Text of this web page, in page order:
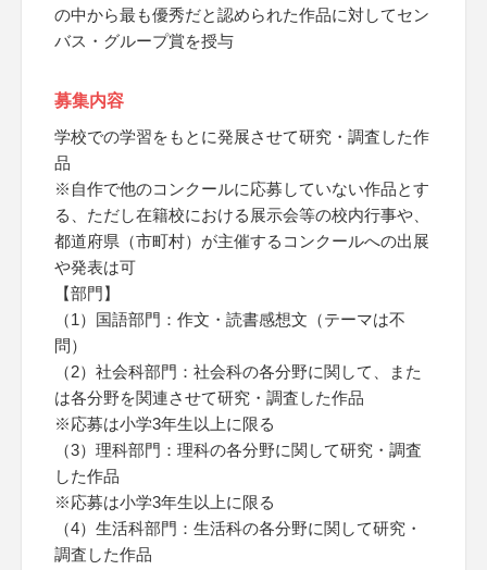
の中から最も優秀だと認められた作品に対してセン
バス・グループ賞を授与
募集内容
学校での学習をもとに発展させて研究・調査した作
品
※自作で他のコンクールに応募していない作品とす
る、ただし在籍校における展示会等の校内行事や、
都道府県（市町村）が主催するコンクールへの出展
や発表は可
【部門】
（1）国語部門：作文・読書感想文（テーマは不
問）
（2）社会科部門：社会科の各分野に関して、また
は各分野を関連させて研究・調査した作品
※応募は小学3年生以上に限る
（3）理科部門：理科の各分野に関して研究・調査
した作品
※応募は小学3年生以上に限る
（4）生活科部門：生活科の各分野に関して研究・
調査した作品